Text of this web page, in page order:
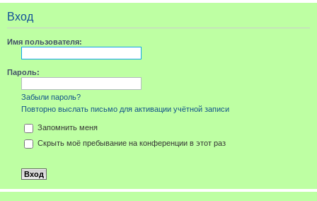
Вход
Имя пользователя:
Пароль:
Забыли пароль?
Повторно выслать письмо для активации учётной записи
Запомнить меня
Скрыть моё пребывание на конференции в этот раз